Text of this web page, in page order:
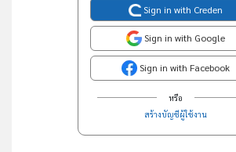
Sign in with Creden
Sign in with Google
Sign in with Facebook
หรือ
สร้างบัญชีผู้ใช้งาน